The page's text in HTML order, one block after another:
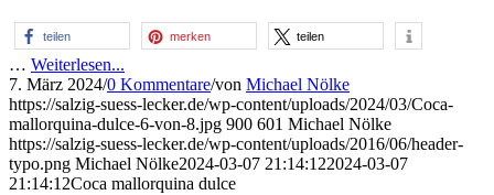
teilen merken teilen
… Weiterlesen...
7. März 2024/0 Kommentare/von Michael Nölke
https://salzig-suess-lecker.de/wp-content/uploads/2024/03/Coca-
mallorquina-dulce-6-von-8.jpg 900 601 Michael Nölke
https://salzig-suess-lecker.de/wp-content/uploads/2016/06/header-
typo.png Michael Nölke2024-03-07 21:14:122024-03-07
21:14:12Coca mallorquina dulce